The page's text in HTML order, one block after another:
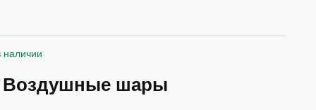
наличии
шары